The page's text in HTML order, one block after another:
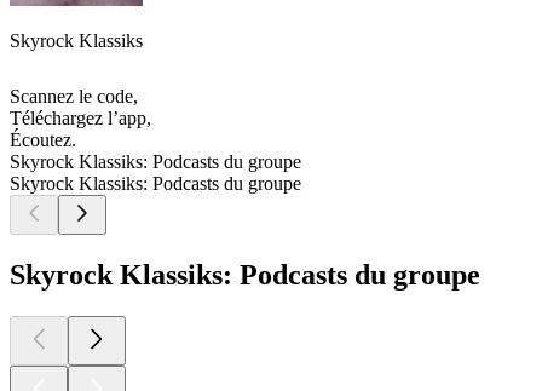
Skyrock Klassiks
Scannez le code,
Téléchargez l’app,
Écoutez.
Skyrock Klassiks: Podcasts du groupe
Skyrock Klassiks: Podcasts du groupe
Skyrock Klassiks: Podcasts du groupe